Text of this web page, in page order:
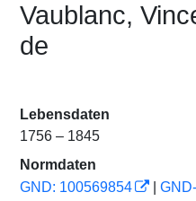
Vaublanc,
de
Lebensdaten
1756 – 1845
Normdaten
GND: 100569854